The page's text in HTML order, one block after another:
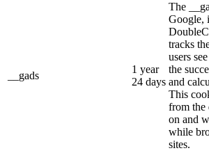
__gads
1 year
24 days
The
Google,
tracks
users
the
and
This
from the
on and
while
sites.